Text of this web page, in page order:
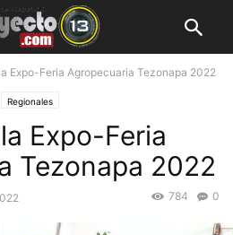
Expo-Feria Agropecuaria Tezonapa 2022
Regionales
Expo-Feria
Tezonapa 2022
0
784